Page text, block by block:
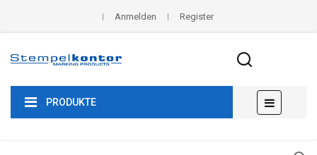
Anmelden Register
PRODUKTE
der
☰